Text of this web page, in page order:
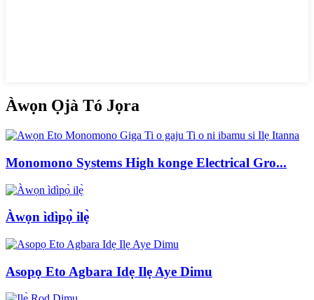
Àwọn Ọjà Tó Jọra
Monomono Systems High konge Electrical Gro...
Àwọn ìdìpọ̀ ilẹ̀
Asopọ Eto Agbara Idẹ Ilẹ Aye Dimu